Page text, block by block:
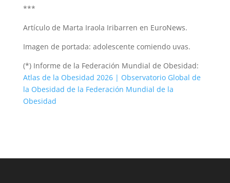
***
Artículo de Marta Iraola Iribarren en EuroNews.
Imagen de portada: adolescente comiendo uvas.
(*) Informe de la Federación Mundial de Obesidad:
Atlas de la Obesidad 2026 | Observatorio Global de
la Obesidad de la Federación Mundial de la
Obesidad